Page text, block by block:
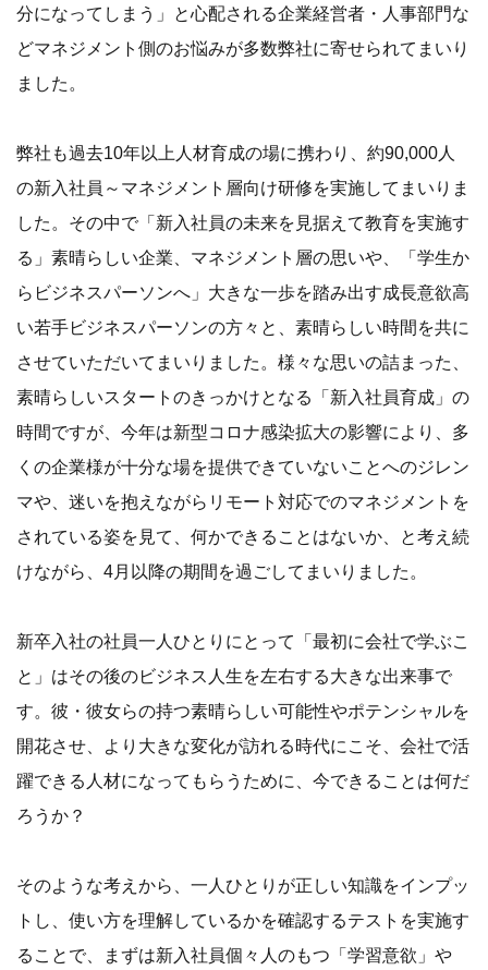
分になってしまう」と心配される企業経営者・人事部門な
どマネジメント側のお悩みが多数弊社に寄せられてまいり
ました。
弊社も過去10年以上人材育成の場に携わり、約90,000人
の新入社員～マネジメント層向け研修を実施してまいりま
した。その中で「新入社員の未来を見据えて教育を実施す
る」素晴らしい企業、マネジメント層の思いや、「学生か
らビジネスパーソンへ」大きな一歩を踏み出す成長意欲高
い若手ビジネスパーソンの方々と、素晴らしい時間を共に
させていただいてまいりました。様々な思いの詰まった、
素晴らしいスタートのきっかけとなる「新入社員育成」の
時間ですが、今年は新型コロナ感染拡大の影響により、多
くの企業様が十分な場を提供できていないことへのジレン
マや、迷いを抱えながらリモート対応でのマネジメントを
されている姿を見て、何かできることはないか、と考え続
けながら、4月以降の期間を過ごしてまいりました。
新卒入社の社員一人ひとりにとって「最初に会社で学ぶこ
と」はその後のビジネス人生を左右する大きな出来事で
す。彼・彼女らの持つ素晴らしい可能性やポテンシャルを
開花させ、より大きな変化が訪れる時代にこそ、会社で活
躍できる人材になってもらうために、今できることは何だ
ろうか？
そのような考えから、一人ひとりが正しい知識をインプッ
トし、使い方を理解しているかを確認するテストを実施す
ることで、まずは新入社員個々人のもつ「学習意欲」や